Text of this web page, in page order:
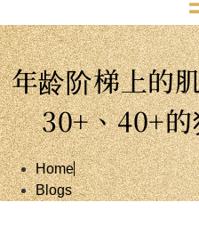
年龄阶梯上的
30+、40+
Home
Blogs